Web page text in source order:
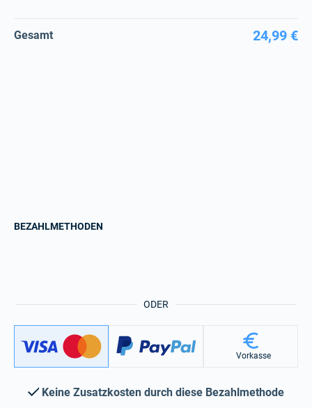
Gesamt 24,99 €
ODER
BEZAHLMETHODEN
Vorkasse
Keine Zusatzkosten durch diese Bezahlmethode